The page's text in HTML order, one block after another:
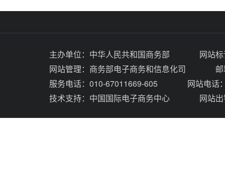
主办单位： 中华人民共和国商务部
网站
网站管理： 商务部电子商务和信息化司
服务电话：010-67011669-605
网站电话
技术支持： 中国国际电子商务中心 网站